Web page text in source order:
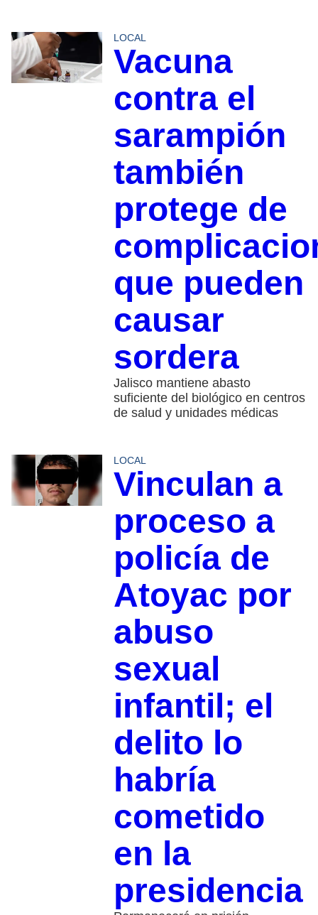
LOCAL
Vacuna
contra el
sarampión
también
protege de
que pueden
causar
sordera
Jalisco mantiene abasto
suficiente del biológico en centros
de salud y unidades médicas
LOCAL
Vinculan a
proceso a
policía de
Atoyac por
abuso
sexual
infantil; el
delito lo
habría
cometido
en la
presidencia